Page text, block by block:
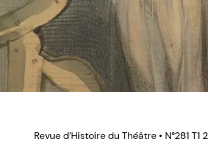
Revue d’Histoire du Théâtre • N°281 T1